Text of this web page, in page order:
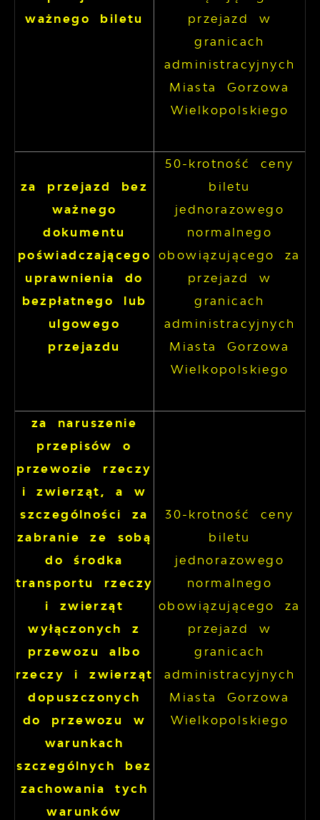
ważnego biletu
przejazd w
granicach
administracyjnych
Miasta Gorzowa
Wielkopolskiego
za przejazd bez
ważnego
dokumentu
poświadczającego
uprawnienia do
bezpłatnego lub
ulgowego
przejazdu
50-krotność ceny
biletu
jednorazowego
normalnego
obowiązującego za
przejazd w
granicach
administracyjnych
Miasta Gorzowa
Wielkopolskiego
za naruszenie
przepisów o
przewozie rzeczy
i zwierząt, a w
szczególności za
zabranie ze sobą
do środka
transportu rzeczy
i zwierząt
wyłączonych z
przewozu albo
rzeczy i zwierząt
dopuszczonych
do przewozu w
warunkach
szczególnych bez
zachowania tych
warunków
30-krotność ceny
biletu
jednorazowego
normalnego
obowiązującego za
przejazd w
granicach
administracyjnych
Miasta Gorzowa
Wielkopolskiego